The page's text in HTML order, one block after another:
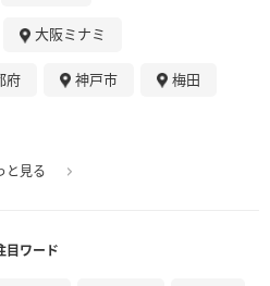
大阪ミナミ
府 神戸市 梅田
と見る
目ワード